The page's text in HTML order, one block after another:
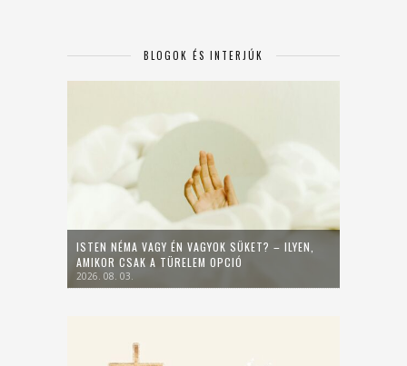
BLOGOK ÉS INTERJÚK
ISTEN NÉMA VAGY ÉN VAGYOK SÜKET? – ILYEN,
AMIKOR CSAK A TÜRELEM OPCIÓ
2026. 08. 03.